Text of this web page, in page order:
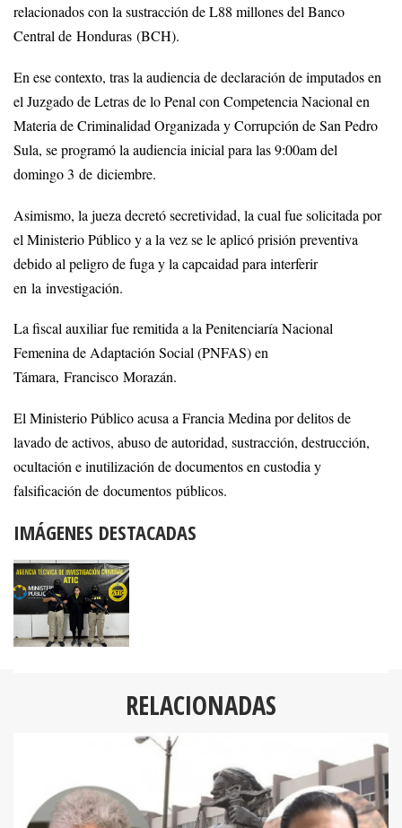
relacionados con la sustracción de L88 millones del Banco
Central de Honduras (BCH).
En ese contexto, tras la audiencia de declaración de imputados en
el Juzgado de Letras de lo Penal con Competencia Nacional en
Materia de Criminalidad Organizada y Corrupción de San Pedro
Sula, se programó la audiencia inicial para las 9:00am del
domingo 3 de diciembre.
Asimismo, la jueza decretó secretividad, la cual fue solicitada por
el Ministerio Público y a la vez se le aplicó prisión preventiva
debido al peligro de fuga y la capcaidad para interferir
en la investigación.
La fiscal auxiliar fue remitida a la Penitenciaría Nacional
Femenina de Adaptación Social (PNFAS) en
Támara, Francisco Morazán.
El Ministerio Público acusa a Francia Medina por delitos de
lavado de activos, abuso de autoridad, sustracción, destrucción,
ocultación e inutilización de documentos en custodia y
falsificación de documentos públicos.
IMÁGENES DESTACADAS
RELACIONADAS